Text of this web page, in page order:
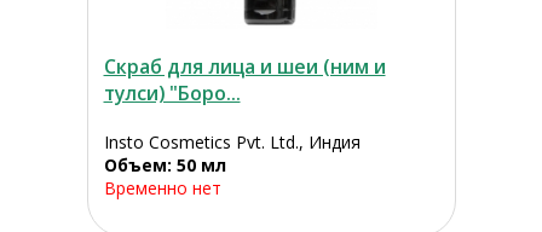
Скраб для лица и шеи (ним и
тулси) "Боро...
Insto Cosmetics Pvt. Ltd., Индия
Объем: 50 мл
Временно нет